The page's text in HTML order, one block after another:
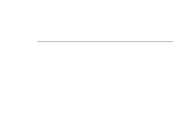
Onglets